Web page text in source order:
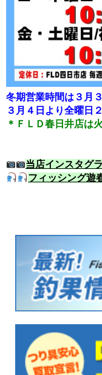
冬期営業時間は３月
３月４日より全曜日
＊ＦＬＤ春日井店は
当店インスタグ
フィッシング遊